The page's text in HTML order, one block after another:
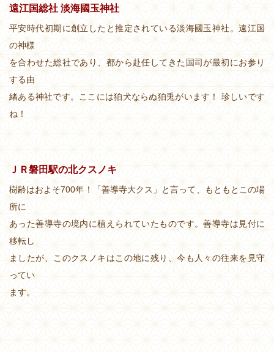
遠江国総社 淡海國玉神社
平安時代初期に創立したと推定されている淡海國玉神社。遠江国
の神様
を合わせた総社であり、都から赴任してきた国司が最初にお参り
する由
緒ある神社です。ここには狛犬ならぬ狛兎がいます！ 珍しいです
ね！
ＪＲ磐田駅の北クスノキ
樹齢はおよそ700年！「善導寺大クス」と言って、もともとこの場
所に
あった善導寺の境内に植えられていたものです。善導寺は見付に
移転し
ましたが、このクスノキはこの地に残り、今も人々の往来を見守
ってい
ます。